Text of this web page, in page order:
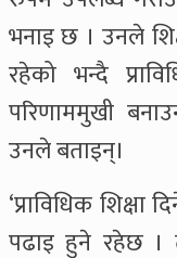
भनाइ छ । उनले
रहेको भन्दै
परिणाममुखी
उनले बताइन्।
‘प्राविधिक शिक्षा
पढाइ हुने रहेछ ।